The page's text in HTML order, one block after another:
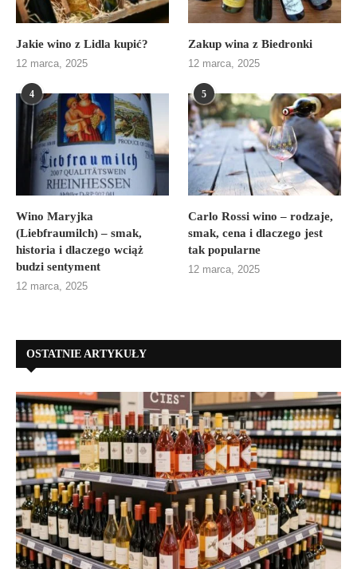
Jakie wino z Lidla kupić?
12 marca, 2025
Zakup wina z Biedronki
12 marca, 2025
4
Wino Maryjka
(Liebfraumilch) – smak,
historia i dlaczego wciąż
budzi sentyment
12 marca, 2025
5
Carlo Rossi wino – rodzaje,
smak, cena i dlaczego jest
tak popularne
12 marca, 2025
OSTATNIE ARTYKUŁY